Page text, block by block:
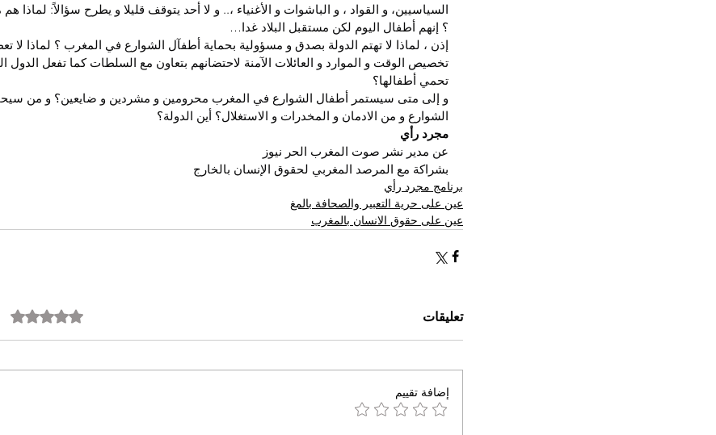
السياسيين، و القواد ، و الباشوات و الأغنياء ،.. و لا أحد يتوقف قليلا و يطرح سؤالاً:
؟ إنهم أطفال اليوم لكن مستقبل البلاد غدا…
إذن ، لماذا لا تهتم الدولة بصدق و مسؤولية بحماية أطفآل الشوارع في المغرب ؟ لماذا لا
تخصيص الوقت و الموارد و العائلات الآمنة لاحتضانهم بتعاون مع السلطات كما تفعل الدول
تحمي أطفالها؟
و إلى متى سيستمر أطفال الشوارع في المغرب محرومين و مشردين و ضايعين؟ و من
الشوارع و من الادمان و المخدرات و الاستغلال؟ أين الدولة؟
مجرد رأي
عن مدير نشر صوت المغرب الحر نيوز
بشراكة مع المرصد المغربي لحقوق الإنسان بالخارج
برنامج مجرد رأي
عين على حرية التعبير والصحافة بالمغ
عين على حقوق الانسان بالمغرب
تعليقات تم التقييم بـ 0 من أصل 5 نجوم.
إضافة تقييم